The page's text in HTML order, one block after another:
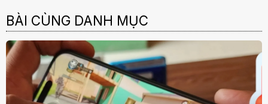
BÀI CÙNG DANH MỤC